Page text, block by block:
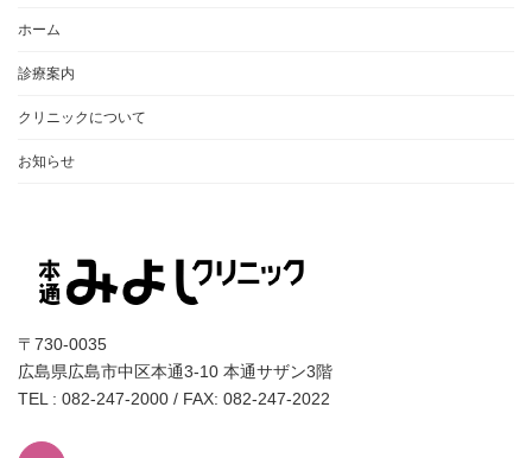
ホーム
診療案内
クリニックについて
お知らせ
〒730-0035
広島県広島市中区本通3-10 本通サザン3階
TEL : 082-247-2000 / FAX: 082-247-2022